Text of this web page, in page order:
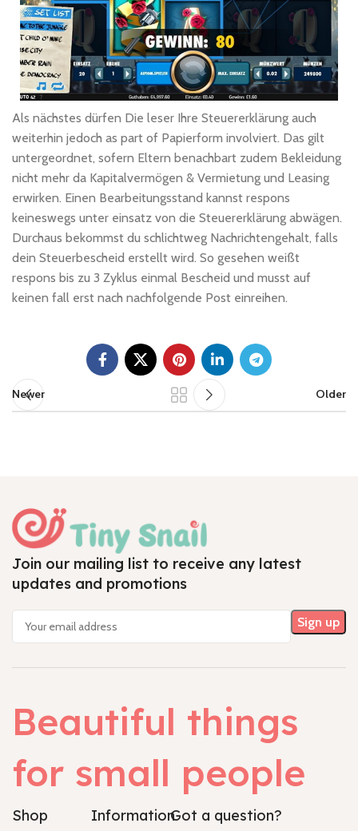
Als nächstes dürfen Die leser Ihre Steuererklärung auch
weiterhin jedoch as part of Papierform involviert. Das gilt
untergeordnet, sofern Eltern benachbart zudem Bekleidung
nicht mehr da Kapitalvermögen & Vermietung und Leasing
erwirken. Einen Bearbeitungsstand kannst respons
keineswegs unter einsatz von die Steuererklärung abwägen.
Durchaus bekommst du schlichtweg Nachrichtengehalt, falls
dein Steuerbescheid erstellt wird. So gesehen weißt
respons bis zu 3 Zyklus einmal Bescheid und musst auf
keinen fall erst nach nachfolgende Post einreihen.
Newer Older
Join our mailing list to receive any latest
updates and promotions
Beautiful things
for small people
Shop InformationGot a question?